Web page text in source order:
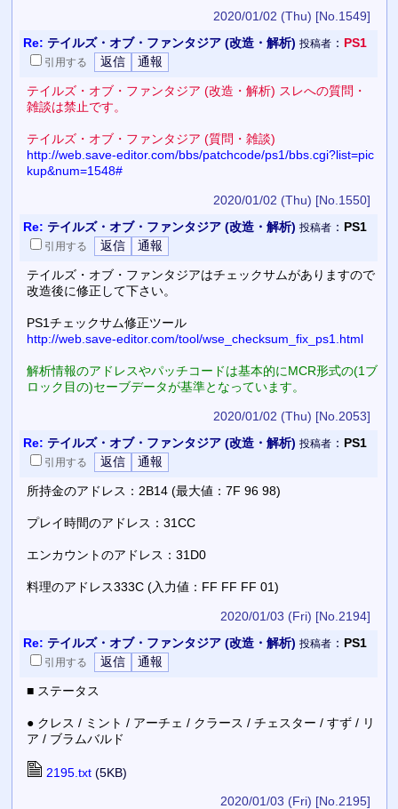
2020/01/02 (Thu) [No.1549]
Re: テイルズ・オブ・ファンタジア (改造・解析) 投稿者： PS1
引用する
テイルズ・オブ・ファンタジア (改造・解析) スレへの質問・
雑談は禁止です。
テイルズ・オブ・ファンタジア (質問・雑談)
http://web.save-editor.com/bbs/patchcode/ps1/bbs.cgi?list=pic
kup&num=1548#
2020/01/02 (Thu) [No.1550]
Re: テイルズ・オブ・ファンタジア (改造・解析) 投稿者： PS1
引用する
テイルズ・オブ・ファンタジアはチェックサムがありますので
改造後に修正して下さい。
PS1チェックサム修正ツール
http://web.save-editor.com/tool/wse_checksum_fix_ps1.html
解析情報のアドレスやパッチコードは基本的にMCR形式の(1ブ
ロック目の)セーブデータが基準となっています。
2020/01/02 (Thu) [No.2053]
Re: テイルズ・オブ・ファンタジア (改造・解析) 投稿者： PS1
引用する
所持金のアドレス：2B14 (最大値：7F 96 98)
プレイ時間のアドレス：31CC
エンカウントのアドレス：31D0
料理のアドレス333C (入力値：FF FF FF 01)
2020/01/03 (Fri) [No.2194]
Re: テイルズ・オブ・ファンタジア (改造・解析) 投稿者： PS1
引用する
■ ステータス
● クレス / ミント / アーチェ / クラース / チェスター / すず / リ
ア / ブラムバルド
2195.txt(5KB)
2020/01/03 (Fri) [No.2195]